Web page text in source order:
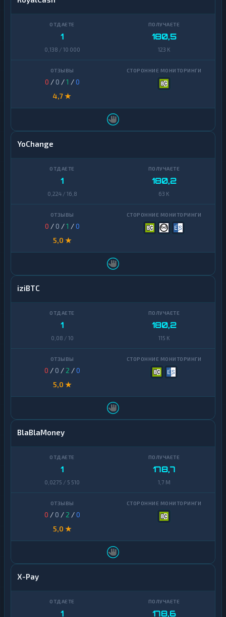
1
0,138 / 10 000
180,5
123 K
0 / 0 /1 /0
4,7 ★
YoChange
1
0,224 / 16,8
180,2
63 K
0 / 0 /1 /0
5,0 ★
iziBTC
1
0,08 / 10
180,2
115 K
0 / 0 / 2 /0
5,0 ★
BlaBlaMoney
1
0,0275 / 5 510
178,7
1,7 M
0 / 0 / 2 /0
5,0 ★
X-Pay
1 178,6